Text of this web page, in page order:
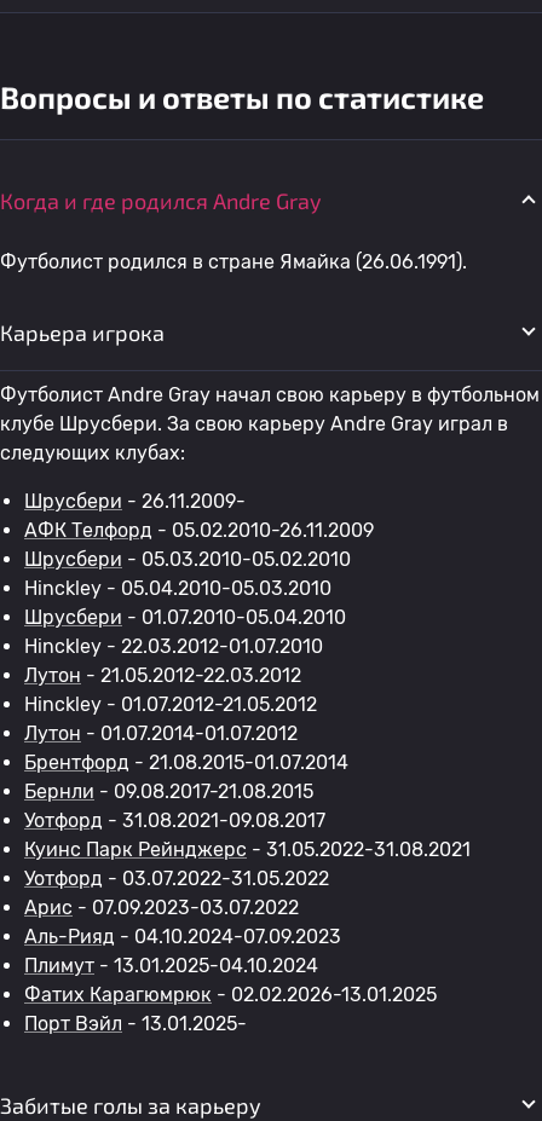
Вопросы и ответы по статистике
Когда и где родился Andre Gray
Футболист родился в стране Ямайка (26.06.1991).
Карьера игрока
Футболист Andre Gray начал свою карьеру в футбольном
клубе Шрусбери. За свою карьеру Andre Gray играл в
следующих клубах:
Шрусбери - 26.11.2009-
АФК Телфорд - 05.02.2010-26.11.2009
Шрусбери - 05.03.2010-05.02.2010
Hinckley - 05.04.2010-05.03.2010
Шрусбери - 01.07.2010-05.04.2010
Hinckley - 22.03.2012-01.07.2010
Лутон - 21.05.2012-22.03.2012
Hinckley - 01.07.2012-21.05.2012
Лутон - 01.07.2014-01.07.2012
Брентфорд - 21.08.2015-01.07.2014
Бернли - 09.08.2017-21.08.2015
Уотфорд - 31.08.2021-09.08.2017
Куинс Парк Рейнджерс - 31.05.2022-31.08.2021
Уотфорд - 03.07.2022-31.05.2022
Арис - 07.09.2023-03.07.2022
Аль-Рияд - 04.10.2024-07.09.2023
Плимут - 13.01.2025-04.10.2024
Фатих Карагюмрюк - 02.02.2026-13.01.2025
Порт Вэйл - 13.01.2025-
Забитые голы за карьеру